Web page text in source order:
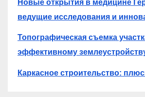
Новые открытия в медицине
ведущие исследования и
Топографическая съемка
эффективному
Каркасное строительство: